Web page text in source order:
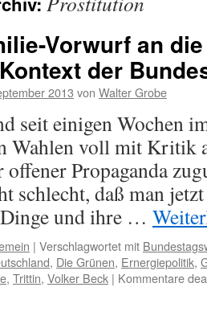
Vorwurf an
der
2013 von Walter Grobe
seit einigen Wochen
Wahlen voll mit Kritik
Propaganda
schlecht, daß man
und ihre …
| Verschlagwortet mit
, Die Grünen, Ernergiepolitik,
, Trittin, Volker Beck | Kommentare